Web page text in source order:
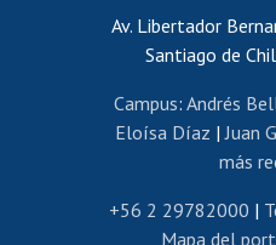
Certificado de
Editar
Revalidación y
Postulación al
Av. Libertador
Santiago de
Campus: Andrés
Eloísa Díaz |Juan
más
+56 2 29782000 |
Mapa del